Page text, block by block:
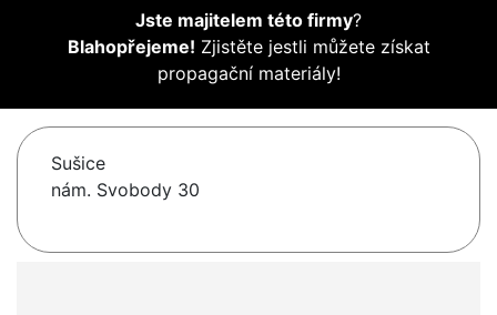
Jste majitelem této firmy?
Blahopřejeme! Zjistěte jestli můžete získat
propagační materiály!
Sušice
nám. Svobody 30